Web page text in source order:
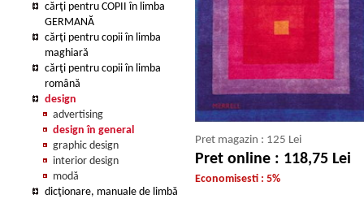
cărţi pentru COPII în limba
GERMANĂ
cărţi pentru copii în limba
maghiară
cărţi pentru copii în limba
română
design
advertising
design în general
graphic design
interior design
modă
dicţionare, manuale de limbă
Pret magazin : 125 Lei
Pret online : 118,75 Lei
Economisesti : 5%